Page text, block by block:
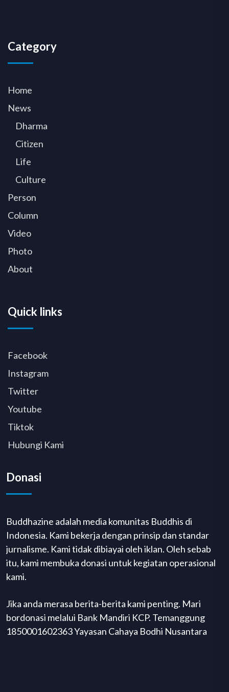
Category
Home
News
Dharma
Citizen
Life
Culture
Person
Column
Video
Photo
About
Quick links
Facebook
Instagram
Twitter
Youtube
Tiktok
Hubungi Kami
Donasi
Buddhazine adalah media komunitas Buddhis di
Indonesia. Kami bekerja dengan prinsip dan standar
jurnalisme. Kami tidak dibiayai oleh iklan. Oleh sebab
itu, kami membuka donasi untuk kegiatan operasional
kami.
Jika anda merasa berita-berita kami penting. Mari
bordonasi melalui Bank Mandiri KCP. Temanggung
1850001602363 Yayasan Cahaya Bodhi Nusantara